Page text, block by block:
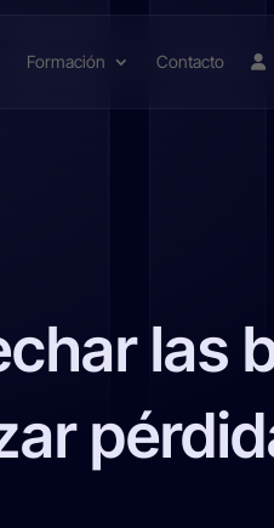
Formación Contacto
las